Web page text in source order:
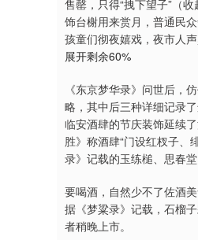
售罄，只得“拽下望子”（
饰台榭用来赏月，普通民
孩童们彻夜嬉戏，夜市人
展开剩余60%
《东京梦华录》问世后，
略，其中后三种详细记录
临安酒肆的节庆装饰延续
胜》称酒肆“门设红杈子、
录》记载的玉练槌、思春
要喝酒，自然少不了佐酒
据《梦粱录》记载，石榴
者稍晚上市。